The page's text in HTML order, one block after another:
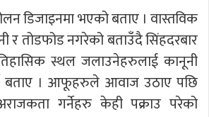
डिजाइनमा भएको बताए । वास्तविक
तोडफोड नगरेको बताउँदै सिंहदरबार
स्थल जलाउनेहरुलाई कानूनी
बताए । आफूहरुले आवाज उठाए पछि
गर्नेहरु केही पक्राउ परेको